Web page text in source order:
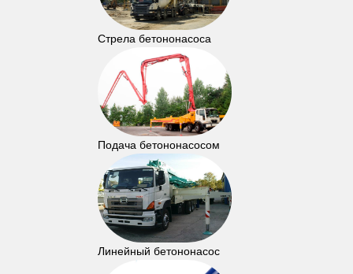
Стрела бетононасоса
Подача бетононасосом
Линейный бетононасос